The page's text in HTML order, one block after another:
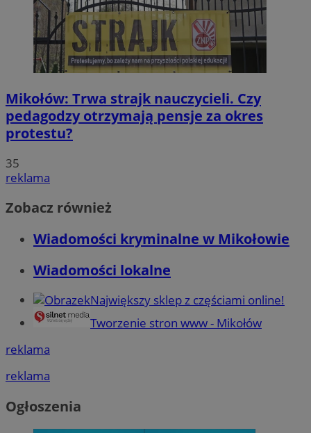
Mikołów: Trwa strajk nauczycieli. Czy
pedagodzy otrzymają pensje za okres
protestu?
35
reklama
Zobacz również
Wiadomości kryminalne w Mikołowie
Wiadomości lokalne
Największy sklep z częściami online!
Tworzenie stron www - Mikołów
reklama
reklama
Ogłoszenia